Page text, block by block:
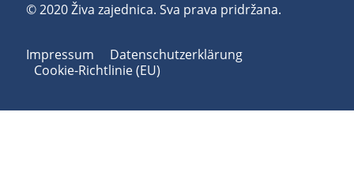
© 2020 Živa zajednica. Sva prava pridržana.
Impressum
Datenschutzerklärung
Cookie-Richtlinie (EU)